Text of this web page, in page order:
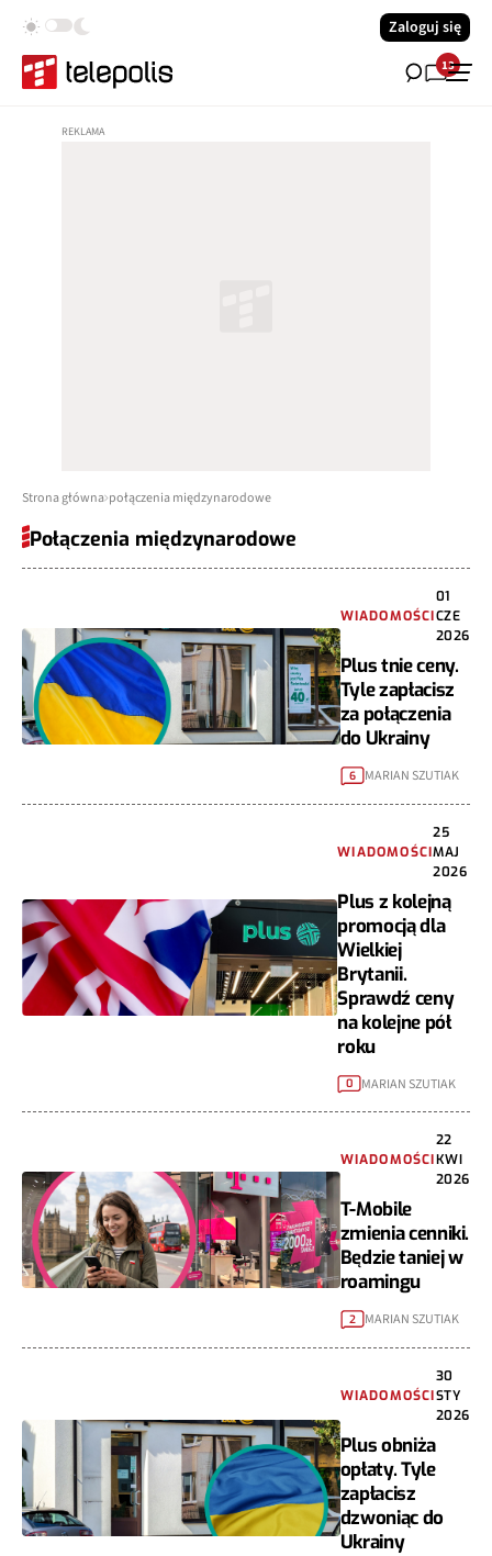
Zaloguj się
13
Strona główna połączenia międzynarodowe
Połączenia międzynarodowe
WIADOMOŚCI
01
CZE
2026
Plus tnie ceny.
Tyle zapłacisz
za połączenia
do Ukrainy
6 MARIAN SZUTIAK
WIADOMOŚCI
25
MAJ
2026
Plus z kolejną
promocją dla
Wielkiej
Brytanii.
Sprawdź ceny
na kolejne pół
roku
0 MARIAN SZUTIAK
WIADOMOŚCI
22
KWI
2026
T-Mobile
zmienia cenniki.
Będzie taniej w
roamingu
2 MARIAN SZUTIAK
WIADOMOŚCI
30
STY
2026
Plus obniża
opłaty. Tyle
zapłacisz
dzwoniąc do
Ukrainy